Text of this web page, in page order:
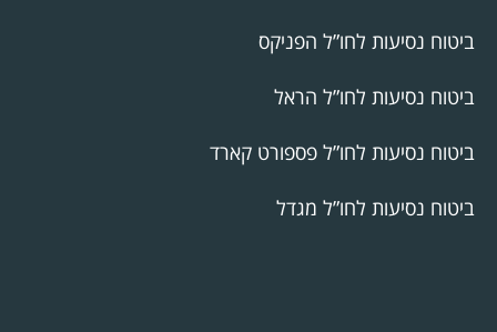
ביטוח נסיעות לחו”ל הפניקס
ביטוח נסיעות לחו”ל הראל
ביטוח נסיעות לחו”ל פספורט קארד
ביטוח נסיעות לחו”ל מגדל